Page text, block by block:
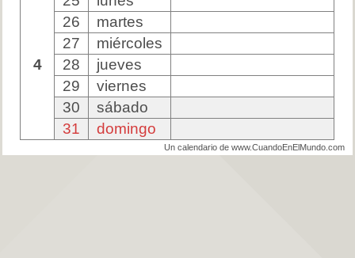
4
26
martes
27
miércoles
28
jueves
29
viernes
30
sábado
31
domingo
Un calendario de www.CuandoEnElMundo.com